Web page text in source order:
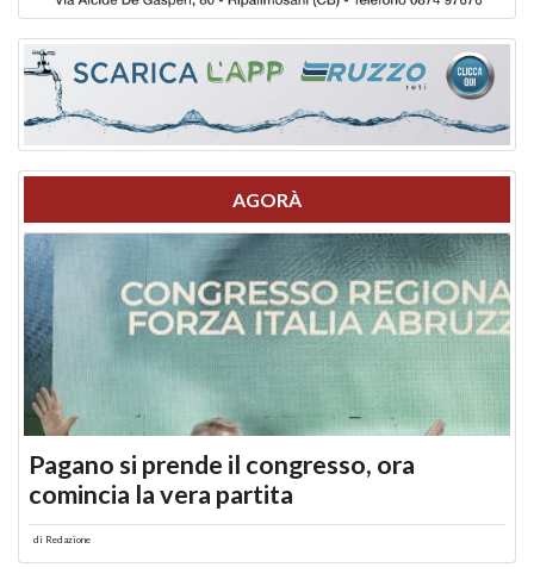
AGORÀ
Pagano si prende il congresso, ora
comincia la vera partita
di Redazione